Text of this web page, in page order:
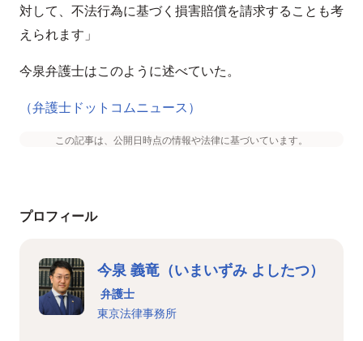
対して、不法行為に基づく損害賠償を請求することも考
えられます」
今泉弁護士はこのように述べていた。
（弁護士ドットコムニュース）
この記事は、公開日時点の情報や法律に基づいています。
プロフィール
今泉 義竜（いまいずみ よしたつ）
弁護士
東京法律事務所